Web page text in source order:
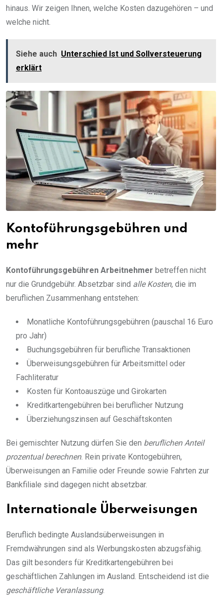
hinaus. Wir zeigen Ihnen, welche Kosten dazugehören – und
welche nicht.
Siehe auch Unterschied Ist und Sollversteuerung
erklärt
Kontoführungsgebühren und
mehr
Kontoführungsgebühren Arbeitnehmer betreffen nicht
nur die Grundgebühr. Absetzbar sind alle Kosten, die im
beruflichen Zusammenhang entstehen:
Monatliche Kontoführungsgebühren (pauschal 16 Euro
pro Jahr)
Buchungsgebühren für berufliche Transaktionen
Überweisungsgebühren für Arbeitsmittel oder
Fachliteratur
Kosten für Kontoauszüge und Girokarten
Kreditkartengebühren bei beruflicher Nutzung
Überziehungszinsen auf Geschäftskonten
Bei gemischter Nutzung dürfen Sie den beruflichen Anteil
prozentual berechnen. Rein private Kontogebühren,
Überweisungen an Familie oder Freunde sowie Fahrten zur
Bankfiliale sind dagegen nicht absetzbar.
Internationale Überweisungen
Beruflich bedingte Auslandsüberweisungen in
Fremdwährungen sind als Werbungskosten abzugsfähig.
Das gilt besonders für Kreditkartengebühren bei
geschäftlichen Zahlungen im Ausland. Entscheidend ist die
geschäftliche Veranlassung.